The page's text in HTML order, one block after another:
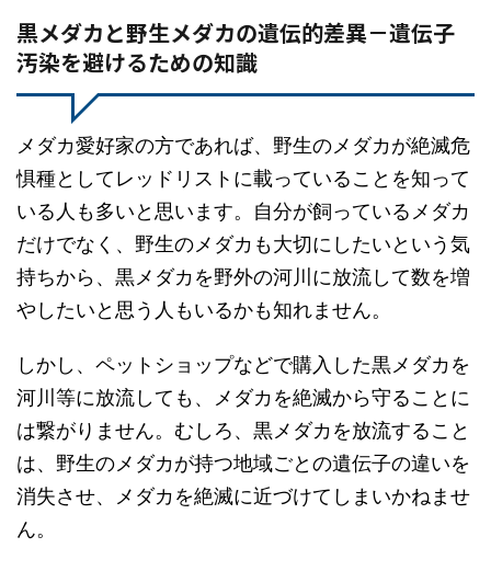
黒メダカと野生メダカの遺伝的差異－遺伝子
汚染を避けるための知識
メダカ愛好家の方であれば、野生のメダカが絶滅危
惧種としてレッドリストに載っていることを知って
いる人も多いと思います。自分が飼っているメダカ
だけでなく、野生のメダカも大切にしたいという気
持ちから、黒メダカを野外の河川に放流して数を増
やしたいと思う人もいるかも知れません。
しかし、ペットショップなどで購入した黒メダカを
河川等に放流しても、メダカを絶滅から守ることに
は繋がりません。むしろ、黒メダカを放流すること
は、野生のメダカが持つ地域ごとの遺伝子の違いを
消失させ、メダカを絶滅に近づけてしまいかねませ
ん。